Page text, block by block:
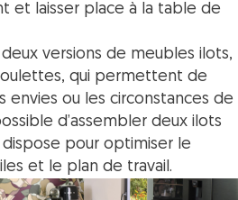
et laisser place à la table de
versions de meubles ilots,
qui permettent de
envies ou les circonstances de
d’assembler deux ilots
pour optimiser le
et le plan de travail.